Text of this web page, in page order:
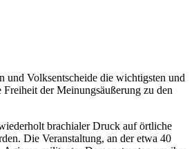
und Volksentscheide die wichtigsten und
der Meinungsäußerung zu den
brachialer Druck auf örtliche
Die Veranstaltung, an der etwa 40